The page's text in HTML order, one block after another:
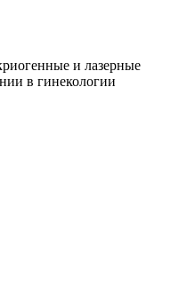
и лазерные
в гинекологии